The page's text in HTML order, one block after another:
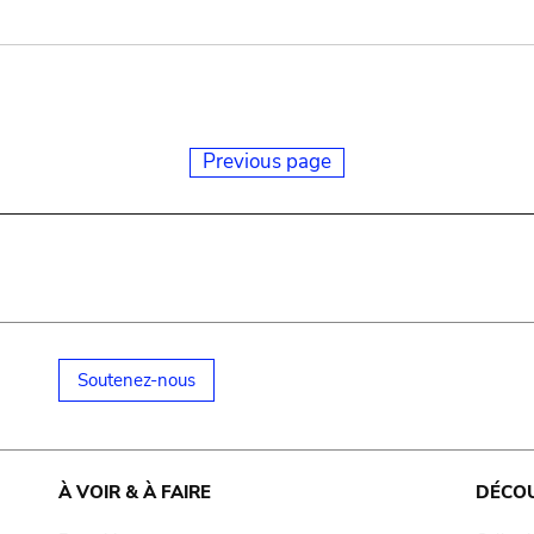
Previous page
Soutenez-nous
À VOIR & À FAIRE